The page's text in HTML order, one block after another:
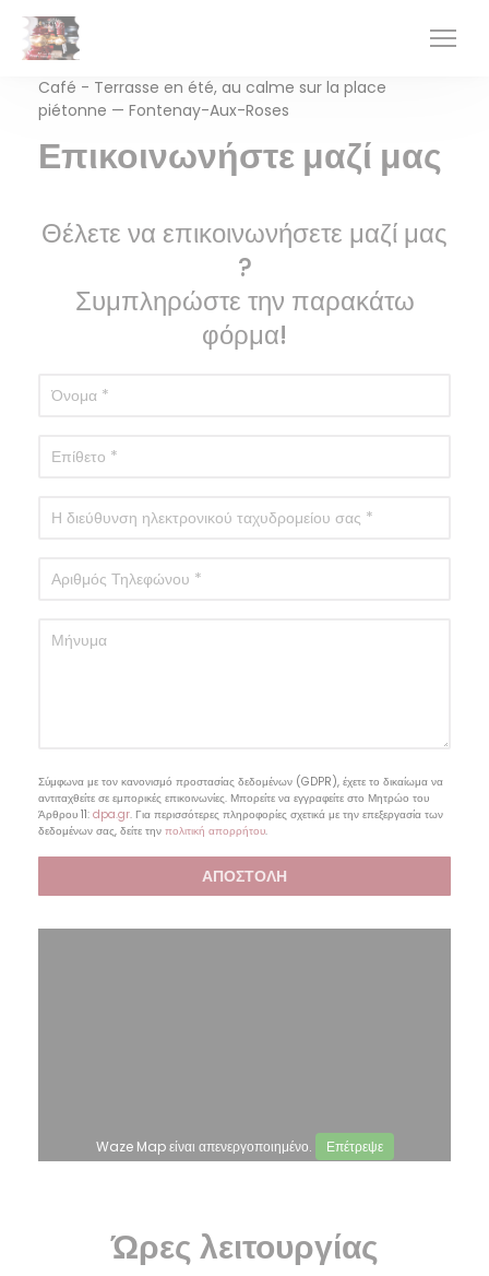
Πίνακας διαχείρισης "Μπισκότων" (Cookies)
Café - Terrasse en été, au calme sur la place
piétonne — Fontenay-Aux-Roses
Επικοινωνήστε μαζί μας
Θέλετε να επικοινωνήσετε μαζί μας
?
Συμπληρώστε την παρακάτω
φόρμα!
Σύμφωνα με τον κανονισμό προστασίας δεδομένων (GDPR), έχετε το δικαίωμα να
αντιταχθείτε σε εμπορικές επικοινωνίες. Μπορείτε να εγγραφείτε στο Μητρώο του
Άρθρου 11: dpa.gr. Για περισσότερες πληροφορίες σχετικά με την επεξεργασία των
δεδομένων σας, δείτε την πολιτική απορρήτου.
Waze Map είναι απενεργοποιημένο. Επέτρεψε
Ώρες λειτουργίας